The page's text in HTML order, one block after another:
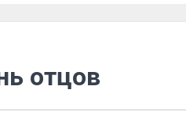
отцов